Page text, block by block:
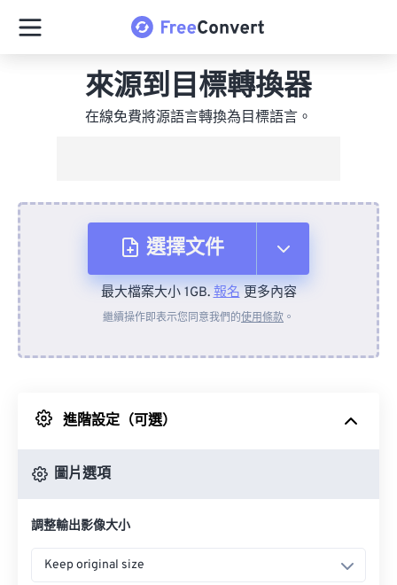
來源到目標轉換器
在線免費將源語言轉換為目標語言。
選擇文件
來自裝置
來自 Google 雲端硬碟
最大檔案大小 1GB.報名更多內容
繼續操作即表示您同意我們的使用條款 。
進階設定（可選）
圖片選項
調整輸出影像大小
Keep original size